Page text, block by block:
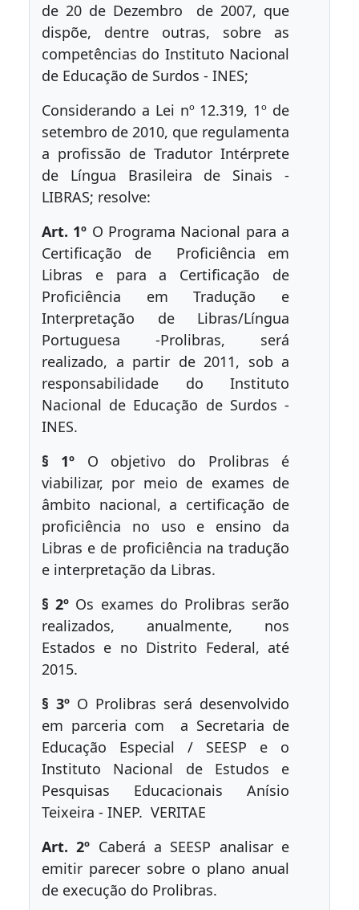
de 20 de Dezembro de 2007, que
dispõe, dentre outras, sobre as
competências do Instituto Nacional
de Educação de Surdos - INES;
Considerando a Lei nº 12.319, 1º de
setembro de 2010, que regulamenta
a profissão de Tradutor Intérprete
de Língua Brasileira de Sinais -
LIBRAS; resolve:
Art. 1º O Programa Nacional para a
Certificação de Proficiência em
Libras e para a Certificação de
Proficiência em Tradução e
Interpretação de Libras/Língua
Portuguesa -Prolibras, será
realizado, a partir de 2011, sob a
responsabilidade do Instituto
Nacional de Educação de Surdos -
INES.
§ 1º O objetivo do Prolibras é
viabilizar, por meio de exames de
âmbito nacional, a certificação de
proficiência no uso e ensino da
Libras e de proficiência na tradução
e interpretação da Libras.
§ 2º Os exames do Prolibras serão
realizados, anualmente, nos
Estados e no Distrito Federal, até
2015.
§ 3º O Prolibras será desenvolvido
em parceria com a Secretaria de
Educação Especial / SEESP e o
Instituto Nacional de Estudos e
Pesquisas Educacionais Anísio
Teixeira - INEP. VERITAE
Art. 2º Caberá a SEESP analisar e
emitir parecer sobre o plano anual
de execução do Prolibras.